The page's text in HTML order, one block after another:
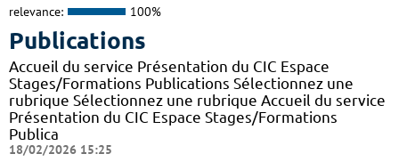
relevance: 100%
Publications
Accueil du service Présentation du CIC Espace
Stages/Formations Publications Sélectionnez une
rubrique Sélectionnez une rubrique Accueil du service
Présentation du CIC Espace Stages/Formations
Publica
18/02/2026 15:25